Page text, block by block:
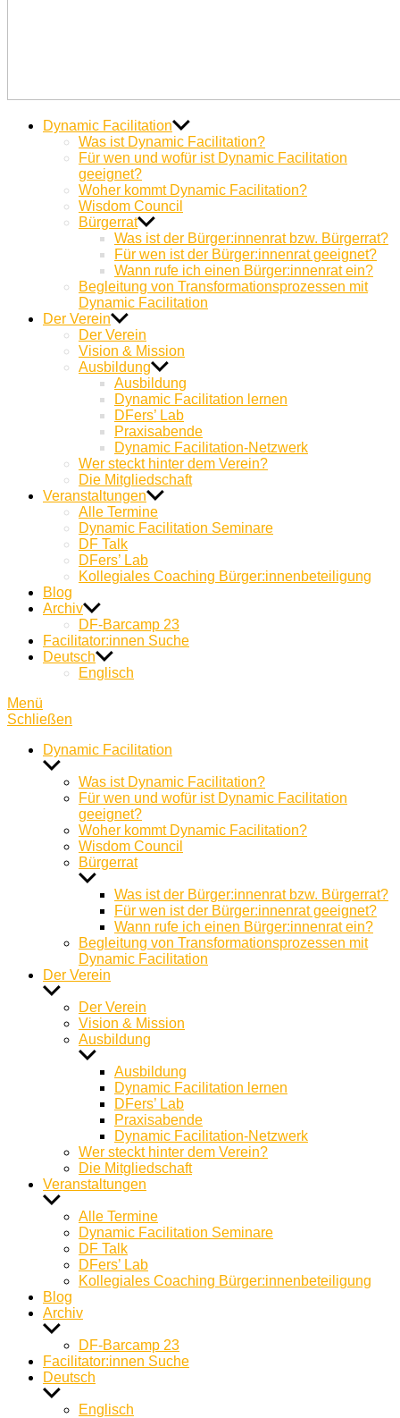
Facilitation
Dynamic Facilitation
Was ist Dynamic Facilitation?
Für wen und wofür ist Dynamic Facilitation
geeignet?
Woher kommt Dynamic Facilitation?
Wisdom Council
Bürgerrat
Was ist der Bürger:innenrat bzw. Bürgerrat?
Für wen ist der Bürger:innenrat geeignet?
Wann rufe ich einen Bürger:innenrat ein?
Begleitung von Transformationsprozessen mit
Dynamic Facilitation
Der Verein
Der Verein
Vision & Mission
Ausbildung
Ausbildung
Dynamic Facilitation lernen
DFers’ Lab
Praxisabende
Dynamic Facilitation-Netzwerk
Wer steckt hinter dem Verein?
Die Mitgliedschaft
Veranstaltungen
Alle Termine
Dynamic Facilitation Seminare
DF Talk
DFers’ Lab
Kollegiales Coaching Bürger:innenbeteiligung
Blog
Archiv
DF-Barcamp 23
Facilitator:innen Suche
Deutsch
Englisch
Menü
Schließen
Dynamic Facilitation
Untermenü
anzeigenWas ist Dynamic Facilitation?
Für wen und wofür ist Dynamic Facilitation
geeignet?
Woher kommt Dynamic Facilitation?
Wisdom Council
Bürgerrat
Untermenü
anzeigenWas ist der Bürger:innenrat bzw. Bürgerrat?
Für wen ist der Bürger:innenrat geeignet?
Wann rufe ich einen Bürger:innenrat ein?
Begleitung von Transformationsprozessen mit
Dynamic Facilitation
Der Verein
Untermenü
anzeigenDer Verein
Vision & Mission
Ausbildung
Untermenü
anzeigenAusbildung
Dynamic Facilitation lernen
DFers’ Lab
Praxisabende
Dynamic Facilitation-Netzwerk
Wer steckt hinter dem Verein?
Die Mitgliedschaft
Veranstaltungen
Untermenü
anzeigenAlle Termine
Dynamic Facilitation Seminare
DF Talk
DFers’ Lab
Kollegiales Coaching Bürger:innenbeteiligung
Blog
Archiv
Untermenü
anzeigenDF-Barcamp 23
Facilitator:innen Suche
Deutsch
Untermenü
anzeigenEnglisch